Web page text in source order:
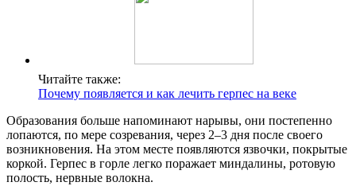
Читайте также:
Почему появляется и как лечить герпес на веке
Образования больше напоминают нарывы, они постепенно
лопаются, по мере созревания, через 2–3 дня после своего
возникновения. На этом месте появляются язвочки, покрытые
коркой. Герпес в горле легко поражает миндалины, ротовую
полость, нервные волокна.